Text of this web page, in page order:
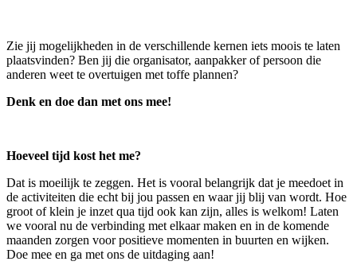
Zie jij mogelijkheden in de verschillende kernen iets moois te laten
plaatsvinden? Ben jij die organisator, aanpakker of persoon die
anderen weet te overtuigen met toffe plannen?
Denk en doe dan met ons mee!
Hoeveel tijd kost het me?
Dat is moeilijk te zeggen. Het is vooral belangrijk dat je meedoet in
de activiteiten die echt bij jou passen en waar jij blij van wordt. Hoe
groot of klein je inzet qua tijd ook kan zijn, alles is welkom! Laten
we vooral nu de verbinding met elkaar maken en in de komende
maanden zorgen voor positieve momenten in buurten en wijken.
Doe mee en ga met ons de uitdaging aan!